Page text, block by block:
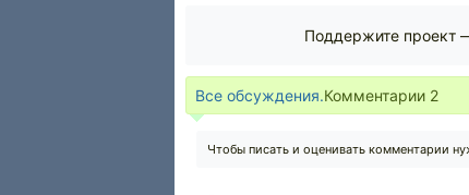
Поддержите проект
Все обсуждения.Комментарии 2
Чтобы писать и оценивать комментарии